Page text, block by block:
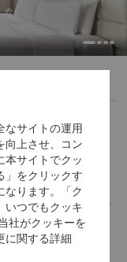
ャングリ・ラ 福州で
贅沢なアメニティ
なサイトの運用
向上させ、コン
本サイトでクッ
」をクリックす
なります。「ク
いつでもクッキ
社がクッキーを
に関する詳細